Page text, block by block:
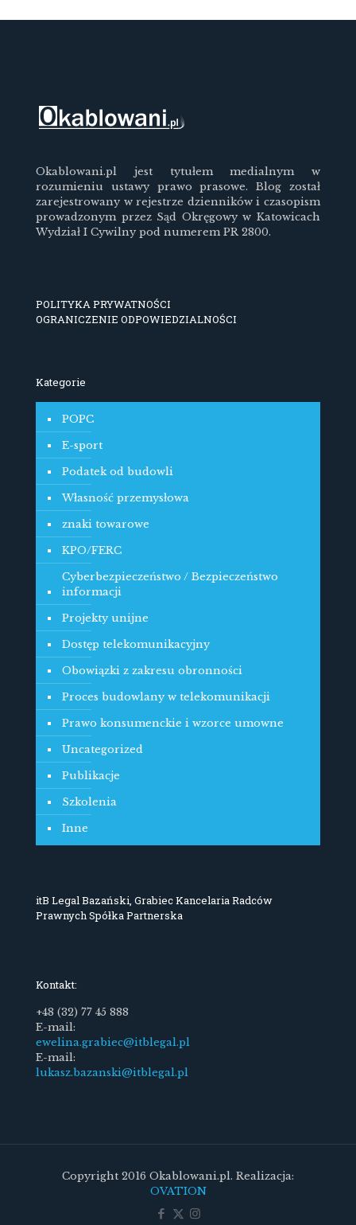
Okablowani.pl jest tytułem medialnym w
rozumieniu ustawy prawo prasowe. Blog został
zarejestrowany w rejestrze dzienników i czasopism
prowadzonym przez Sąd Okręgowy w Katowicach
Wydział I Cywilny pod numerem PR 2800.
POLITYKA PRYWATNOŚCI
OGRANICZENIE ODPOWIEDZIALNOŚCI
Kategorie
POPC
E-sport
Podatek od budowli
Własność przemysłowa
znaki towarowe
KPO/FERC
Cyberbezpieczeństwo / Bezpieczeństwo
informacji
Projekty unijne
Dostęp telekomunikacyjny
Obowiązki z zakresu obronności
Proces budowlany w telekomunikacji
Prawo konsumenckie i wzorce umowne
Uncategorized
Publikacje
Szkolenia
Inne
itB Legal Bazański, Grabiec Kancelaria Radców
Prawnych Spółka Partnerska
Kontakt:
+48 (32) 77 45 888
E-mail:
ewelina.grabiec@itblegal.pl
E-mail:
lukasz.bazanski@itblegal.pl
Copyright 2016 Okablowani.pl. Realizacja:
OVATION